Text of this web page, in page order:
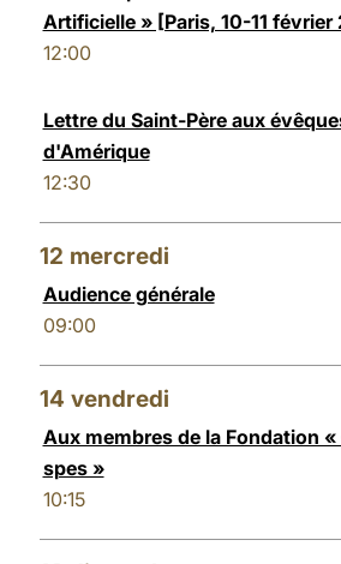
Artificielle » [Paris, 10-11 février
12:00
Lettre du Saint-Père aux
d'Amérique
12:30
12 mercredi
Audience générale
09:00
14 vendredi
Aux membres de la Fondation
spes »
10:15